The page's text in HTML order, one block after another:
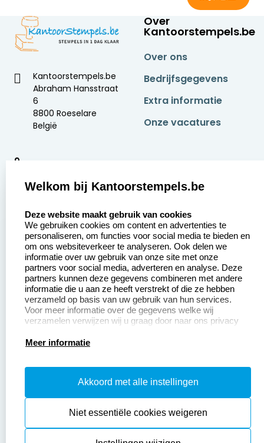
Kantoorstempels.be
Abraham Hansstraat
6
8800 Roeselare
België
9
Over
Kantoorstempels.be
Over ons
Bedrijfsgegevens
Extra informatie
Onze vacatures
Aanvraag op maat
Betaling &
Verzending
Wederverkoper
worden
Contact opnemen
Veel gestelde vragen
Retourneren
Herroepingsrecht
Productinformatie:
Instructiepagina
Safety Sheets
Sitemap
Welkom bij Kantoorstempels.be
Deze website maakt gebruik van cookies
We gebruiken cookies om content en advertenties te
personaliseren, om functies voor social media te bieden en
om ons websiteverkeer te analyseren. Ook delen we
informatie over uw gebruik van onze site met onze
partners voor social media, adverteren en analyse. Deze
partners kunnen deze gegevens combineren met andere
informatie die u aan ze heeft verstrekt of die ze hebben
verzameld op basis van uw gebruik van hun services.
Voor meer informatie over de gegevens welke wij
verzamelen verwijzen wij u graag door naar ons privacy
Meer informatie
Akkoord met alle instellingen
Niet essentiële cookies weigeren